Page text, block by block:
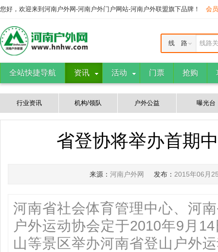
您好，欢迎来到河南户外网-河南户外门户网站-河南户外联盟旗下品牌！ 会
线路
线 路
全站快捷导航 资讯 活动 门票 抢购
行业资讯 机构/领队 户外公益 曝光台
省登协将举办首期
来源： 河南户外网 发布： 2015年06月
河南省社会体育管理中心、河
户外运动协会定于2010年9月
山等景区举办河南省登山户外